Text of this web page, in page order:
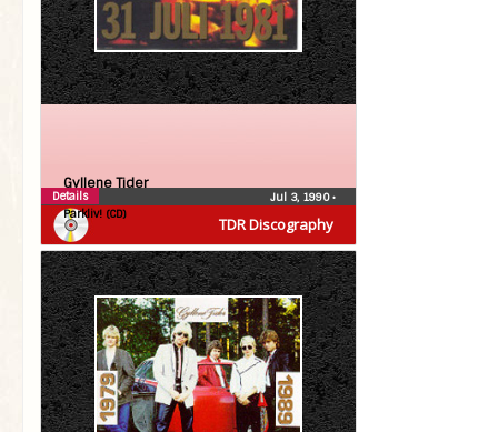
TDR Discography
Gyllene Tider
Parkliv! (CD)
Jul 3, 1990•
Details